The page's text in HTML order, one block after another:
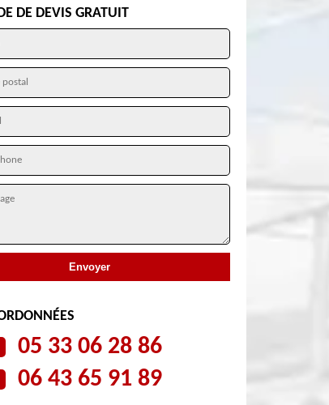
DE DEVIS GRATUIT
05 33 06 28 86
06 43 65 91 89